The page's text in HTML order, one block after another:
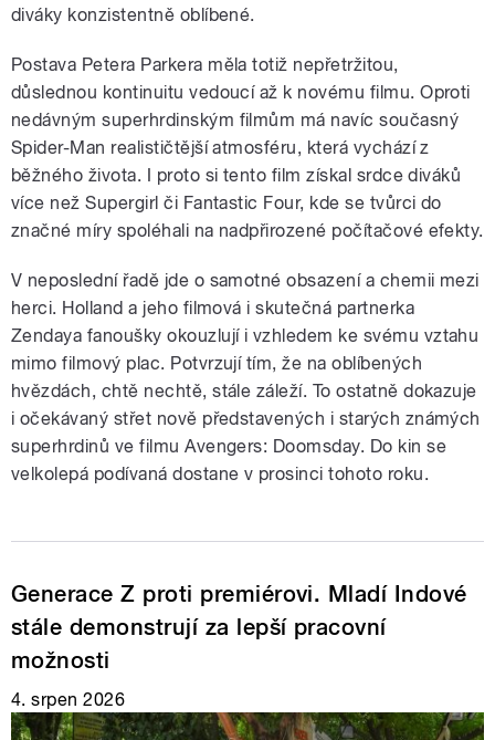
diváky konzistentně oblíbené.
Postava Petera Parkera měla totiž nepřetržitou,
důslednou kontinuitu vedoucí až k novému filmu. Oproti
nedávným superhrdinským filmům má navíc současný
Spider-Man realističtější atmosféru, která vychází z
běžného života. I proto si tento film získal srdce diváků
více než Supergirl či Fantastic Four, kde se tvůrci do
značné míry spoléhali na nadpřirozené počítačové efekty.
V neposlední řadě jde o samotné obsazení a chemii mezi
herci. Holland a jeho filmová i skutečná partnerka
Zendaya fanoušky okouzlují i vzhledem ke svému vztahu
mimo filmový plac. Potvrzují tím, že na oblíbených
hvězdách, chtě nechtě, stále záleží. To ostatně dokazuje
i očekávaný střet nově představených i starých známých
superhrdinů ve filmu Avengers: Doomsday. Do kin se
velkolepá podívaná dostane v prosinci tohoto roku.
Generace Z proti premiérovi. Mladí Indové
stále demonstrují za lepší pracovní
možnosti
4. srpen 2026